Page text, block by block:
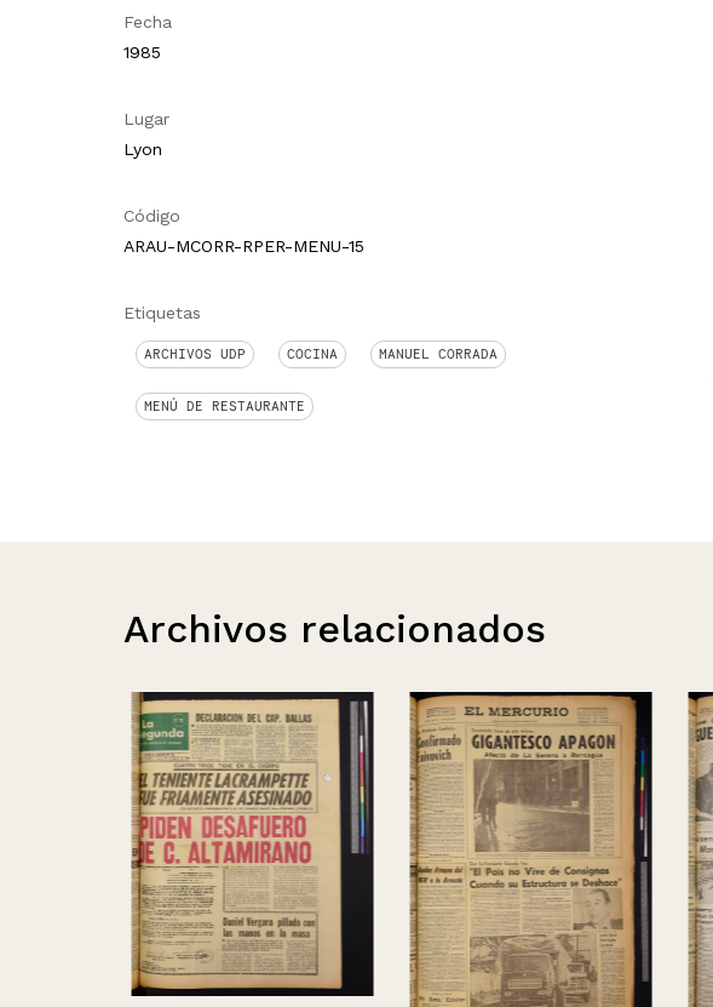
Fecha
1985
Lugar
Lyon
Código
ARAU-MCORR-RPER-MENU-15
Etiquetas
ARCHIVOS UDP COCINA MANUEL CORRADA
MENÚ DE RESTAURANTE
Archivos relacionados